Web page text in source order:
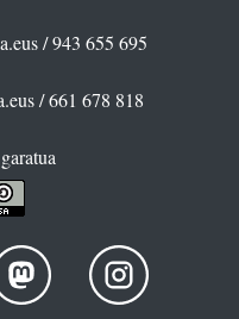
/ 943 655 695
/ 661 678 818